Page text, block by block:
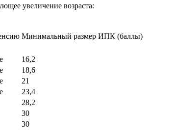
увеличение возраста:
Минимальный размер ИПК (баллы)
16,2
18,6
21
23,4
28,2
30
30